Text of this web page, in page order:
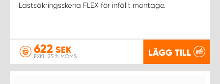
Lastsäkringsskena FLEX för infällt montage.
622 SEK
EXKL. 25 % MOMS LÄGG TILL